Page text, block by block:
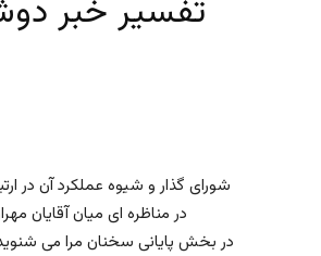
تفسیر خبر دوشنبه
شورای گذار و شیوه عملکرد آن در
در مناظره ای میان آقایان
در بخش پایانی سخنان مرا می شنوید